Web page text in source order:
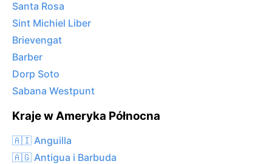
Santa Rosa
Sint Michiel Liber
Brievengat
Barber
Dorp Soto
Sabana Westpunt
Kraje w Ameryka Północna
🇦🇮 Anguilla
🇦🇬 Antigua i Barbuda